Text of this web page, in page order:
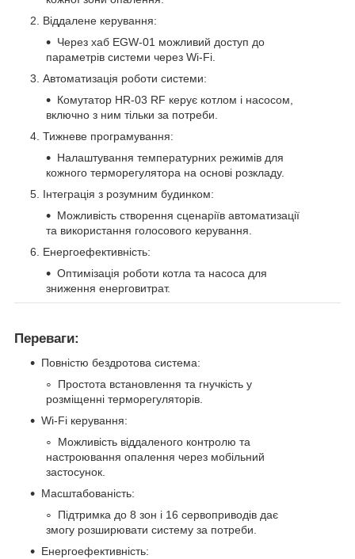
Віддалене керування:
Через хаб EGW-01 можливий доступ до
параметрів системи через Wi-Fi.
Автоматизація роботи системи:
Комутатор HR-03 RF керує котлом і насосом,
включно з ним тільки за потреби.
Тижневе програмування:
Налаштування температурних режимів для
кожного терморегулятора на основі розкладу.
Інтеграція з розумним будинком:
Можливість створення сценаріїв автоматизації
та використання голосового керування.
Енергоефективність:
Оптимізація роботи котла та насоса для
зниження енерговитрат.
Переваги:
Повністю бездротова система:
Простота встановлення та гнучкість у
розміщенні терморегуляторів.
Wi-Fi керування:
Можливість віддаленого контролю та
настроювання опалення через мобільний
застосунок.
Масштабованість:
Підтримка до 8 зон і 16 сервоприводів дає
змогу розширювати систему за потреби.
Енергоефективність: